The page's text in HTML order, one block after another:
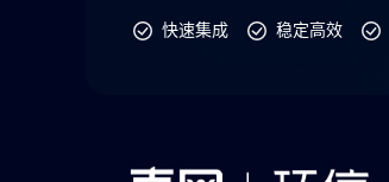
快速集成 稳定高效